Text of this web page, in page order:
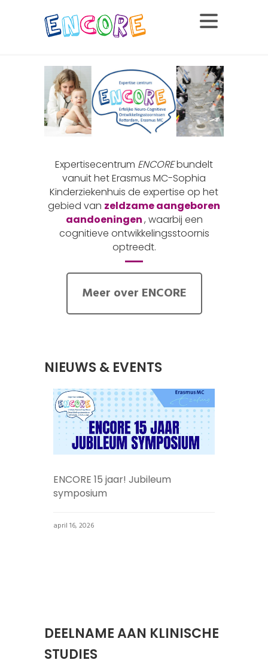
Expertisecentrum ENCOREbundelt
vanuit het Erasmus MC-Sophia
Kinderziekenhuis de expertise op het
gebied van zeldzame aangeboren
aandoeningen, waarbij een
cognitieve ontwikkelingsstoornis
optreedt.
Meer over ENCORE
NIEUWS & EVENTS
ENCORE 15 jaar! Jubileum
symposium
april 16, 2026
DEELNAME AAN KLINISCHE
STUDIES